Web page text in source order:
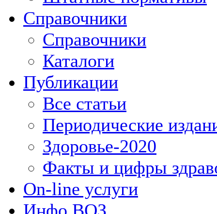
Справочники
Справочники
Каталоги
Публикации
Все статьи
Периодические
Здоровье-2020
Факты и цифры
On-line услуги